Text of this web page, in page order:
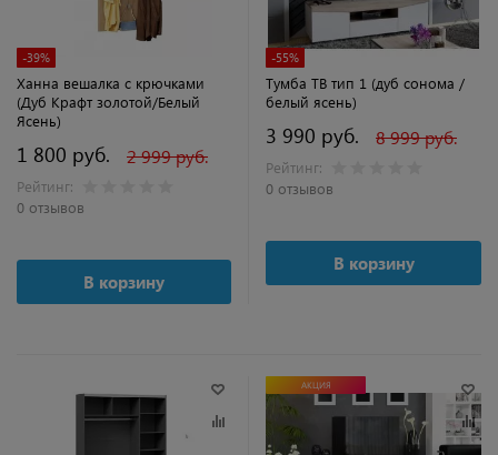
-39%
Ханна вешалка с крючками
(Дуб Крафт золотой/Белый
Ясень)
1 800 руб. 2 999 руб.
Рейтинг:
0 отзывов
В корзину
-55%
Тумба ТВ тип 1 (дуб сонома /
белый ясень)
3 990 руб. 8 999 руб.
Рейтинг:
0 отзывов
В корзину
АКЦИЯ